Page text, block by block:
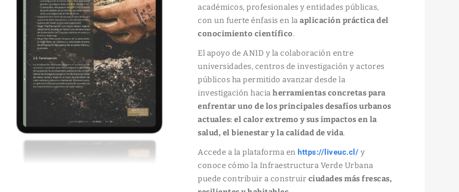
académicos, profesionales y entidades públicas,
con un fuerte énfasis en laaplicación práctica del
conocimiento científico.
El apoyo de ANID y la colaboración entre
universidades, centros de investigación y actores
públicos ha permitido avanzar desde la
investigación haciaherramientas concretas para
enfrentar uno de los principales desafíos urbanos
actuales: el calor extremo y sus impactos en la
salud, el bienestar y la calidad de vida.
Accede a la plataforma en https://liveuc.cl/ y
conoce cómo la Infraestructura Verde Urbana
puede contribuir a construir ciudades más frescas,